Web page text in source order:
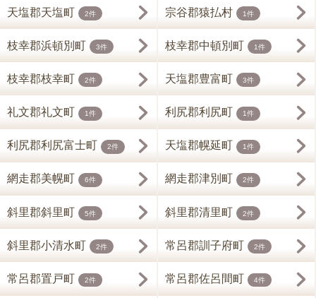
天塩郡天塩町 2件 宗谷郡猿払村 1件
枝幸郡浜頓別町 3件 枝幸郡中頓別町 1件
枝幸郡枝幸町 2件 天塩郡豊富町 3件
礼文郡礼文町 1件 利尻郡利尻町 1件
利尻郡利尻富士町 2件 天塩郡幌延町 1件
網走郡美幌町 6件 網走郡津別町 2件
斜里郡斜里町 5件 斜里郡清里町 2件
斜里郡小清水町 2件 常呂郡訓子府町 2件
常呂郡置戸町 2件 常呂郡佐呂間町 4件